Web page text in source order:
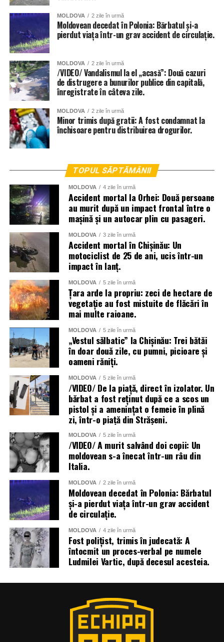
MOLDOVA 2 zile în urmă
Moldovean decedat în Polonia: Bărbatul și-a
pierdut viața într-un grav accident de circulație.
MOLDOVA 2 zile în urmă
/VIDEO/ Vandalismul la el „acasă”: Două cazuri
de distrugere a bunurilor publice din capitală,
înregistrate în câteva zile.
MOLDOVA 2 zile în urmă
Minor trimis după gratii: A fost condamnat la
închisoare pentru distribuirea drogurilor.
TOPUL SĂPTĂMÂNII
MOLDOVA 4 zile în urmă
Accident mortal la Orhei: Două persoane
au murit după un impact frontal între o
mașină și un autocar plin cu pasageri.
MOLDOVA 3 zile în urmă
Accident mortal în Chișinău: Un
motociclist de 25 de ani, ucis într-un
impact în lanț.
MOLDOVA 5 zile în urmă
Țara arde la propriu: zeci de hectare de
vegetație au fost mistuite de flăcări în
mai multe raioane.
MOLDOVA 5 zile în urmă
„Vestul sălbatic” la Chișinău: Trei bătăi
în doar două zile, cu pumni, picioare și
oameni răniți.
MOLDOVA 5 zile în urmă
/VIDEO/ De la piață, direct în izolator. Un
bărbat a fost reținut după ce a scos un
pistol și a amenințat o femeie în plină
zi, într-o piață din Strășeni.
MOLDOVA 5 zile în urmă
/VIDEO/ A murit salvând doi copii: Un
moldovean s-a înecat într-un râu din
Italia.
MOLDOVA 2 zile în urmă
Moldovean decedat în Polonia: Bărbatul
și-a pierdut viața într-un grav accident
de circulație.
MOLDOVA 4 zile în urmă
Fost polițist, trimis în judecată: A
întocmit un proces-verbal pe numele
Ludmilei Vartic, după decesul acesteia.